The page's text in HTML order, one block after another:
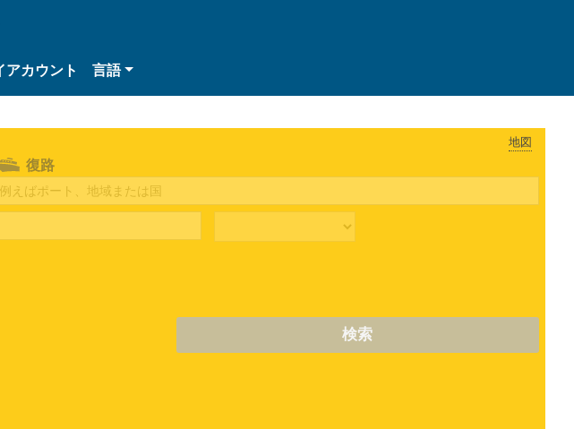
アカウント 言語
地図
復路
検索